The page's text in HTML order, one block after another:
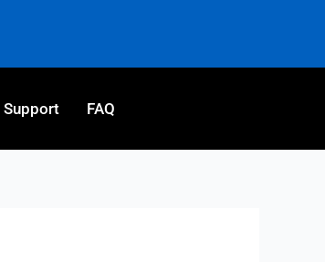
Support FAQ